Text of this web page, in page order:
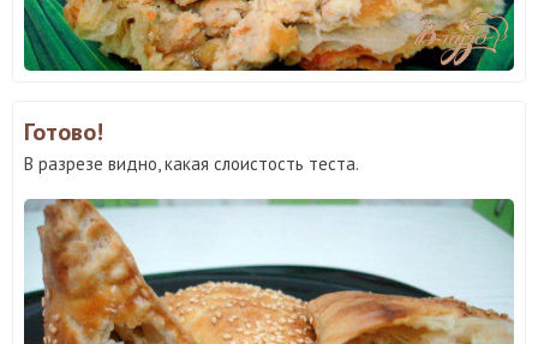
Готово!
В разрезе видно, какая слоистость теста.